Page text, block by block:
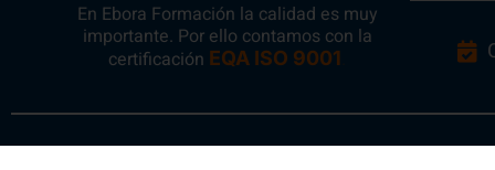
En Ebora Formación la calidad es muy
importante. Por ello contamos con la
certificación EQA ISO 9001